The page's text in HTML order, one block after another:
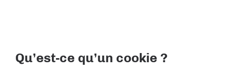
Qu’est-ce qu’un cookie ?